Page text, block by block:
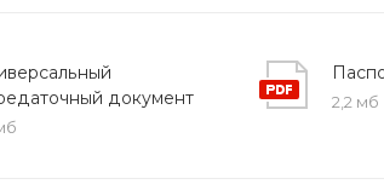
документ
2,2 мб